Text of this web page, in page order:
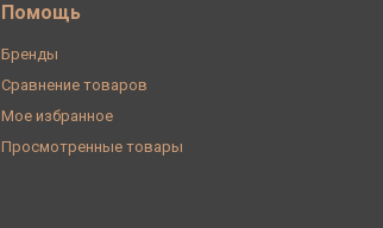
Помощь
Бренды
Сравнение товаров
Мое избранное
Просмотренные товары